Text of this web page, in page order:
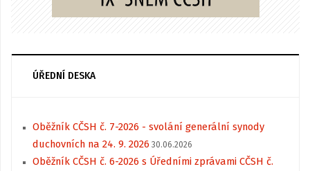
ÚŘEDNÍ DESKA
Oběžník CČSH č. 7-2026 - svolání generální synody
duchovních na 24. 9. 2026 30.06.2026
Oběžník CČSH č. 6-2026 s Úředními zprávami CČSH č.